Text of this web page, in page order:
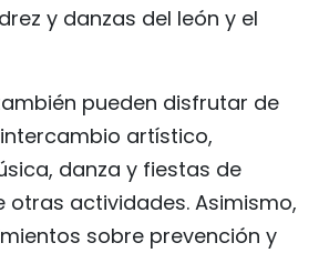
y danzas del león y el
pueden disfrutar de
artístico,
danza y fiestas de
otras actividades. Asimismo,
sobre prevención y